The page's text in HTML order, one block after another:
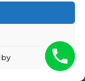
k
designu